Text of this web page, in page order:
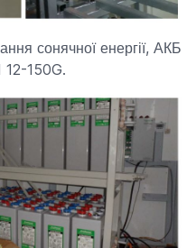
сонячної енергії, АКБ
12-150G.